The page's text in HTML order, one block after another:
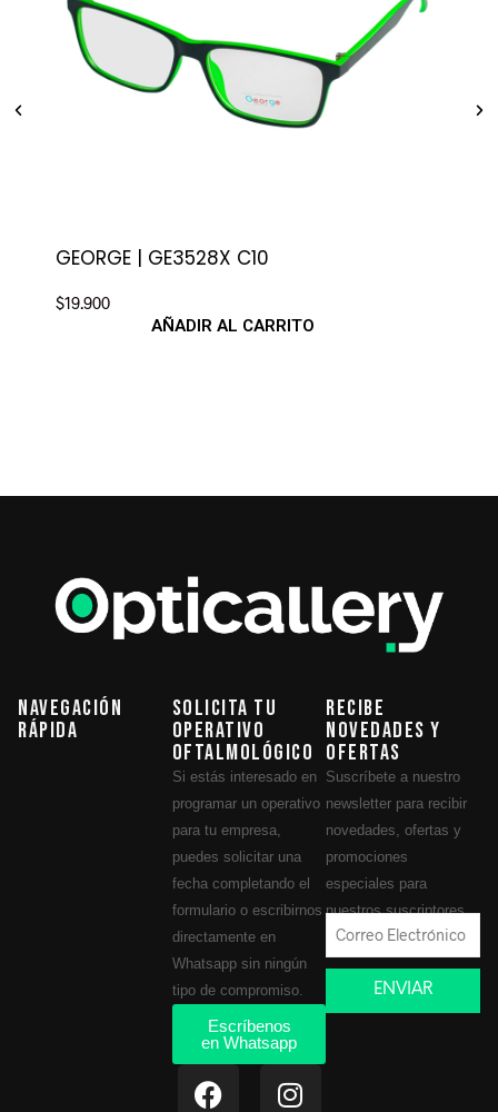
GEORGE | GE3528X C10
$19.900
AÑADIR AL CARRITO
Navegación
Rápida
Solicita tu
operativo
oftalmológico
Si estás interesado en
programar un operativo
para tu empresa,
puedes solicitar una
fecha completando el
formulario o escribirnos
directamente en
Whatsapp sin ningún
tipo de compromiso.
Escríbenos
en Whatsapp
Recibe
novedades y
ofertas
Suscríbete a nuestro
newsletter para recibir
novedades, ofertas y
promociones
especiales para
nuestros suscriptores.
ENVIAR